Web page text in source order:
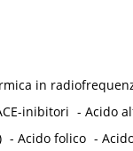
in
inibitori - Acido
- Acido folico -